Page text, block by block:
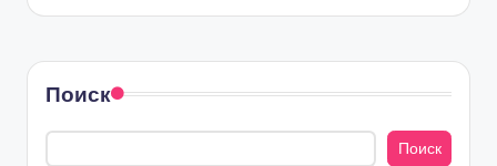
Поиск
Поиск